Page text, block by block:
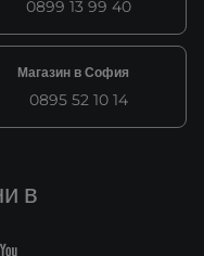
0899 13 99 40
Магазин в София
0895 52 10 14
в